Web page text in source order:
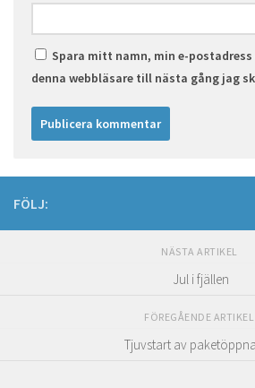
Spara mitt namn, min e-
denna webbläsare till nästa gång jag
FÖLJ:
NÄSTA ARTIKEL
Jul i fjällen
FÖREGÅENDE ARTIKEL
Tjuvstart av